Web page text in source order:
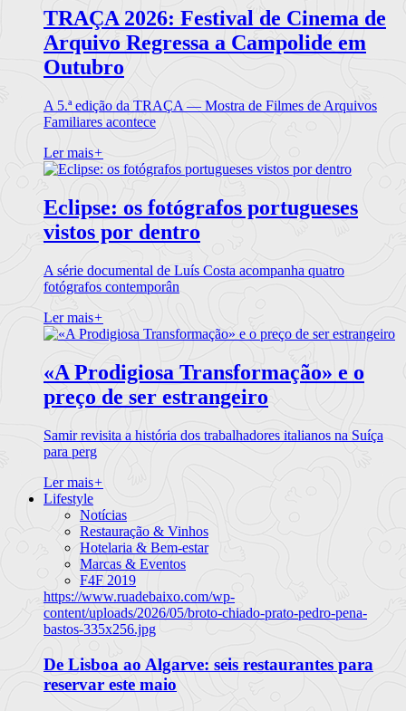
TRAÇA 2026: Festival de Cinema de
Arquivo Regressa a Campolide em
Outubro
A 5.ª edição da TRAÇA — Mostra de Filmes de Arquivos
Familiares acontece
Ler mais+
Eclipse: os fotógrafos portugueses
vistos por dentro
A série documental de Luís Costa acompanha quatro
fotógrafos contemporân
Ler mais+
«A Prodigiosa Transformação» e o
preço de ser estrangeiro
Samir revisita a história dos trabalhadores italianos na Suíça
para perg
Ler mais+
Lifestyle
Notícias
Restauração & Vinhos
Hotelaria & Bem-estar
Marcas & Eventos
F4F 2019
https://www.ruadebaixo.com/wp-
content/uploads/2026/05/broto-chiado-prato-pedro-pena-
bastos-335x256.jpg
De Lisboa ao Algarve: seis restaurantes para
reservar este maio